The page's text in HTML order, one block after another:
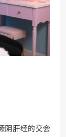
阴肝经的交会